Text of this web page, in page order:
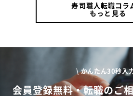
寿司職人転職コラ
もっと見る
\ かんたん30秒入
会員登録無料・転職のご